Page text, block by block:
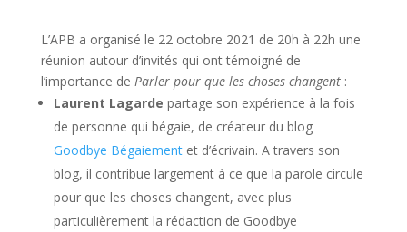
L’APB a organisé le 22 octobre 2021 de 20h à 22h une
réunion autour d’invités qui ont témoigné de
l’importance de Parler pour que les choses changent:
Laurent Lagarde partage son expérience à la fois
de personne qui bégaie, de créateur du blog
Goodbye Bégaiementet d’écrivain. A travers son
blog, il contribue largement à ce que la parole circule
pour que les choses changent, avec plus
particulièrement la rédaction de Goodbye